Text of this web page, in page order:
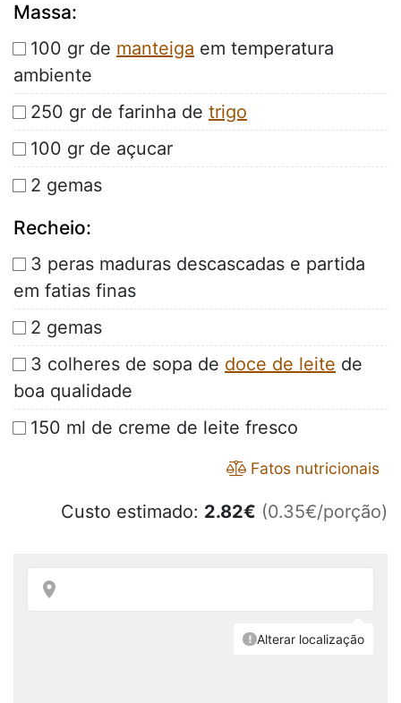
Massa:
100 gr de manteiga em temperatura
ambiente
250 gr de farinha de trigo
100 gr de açucar
2 gemas
Recheio:
3 peras maduras descascadas e partida
em fatias finas
2 gemas
3 colheres de sopa de doce de leite de
boa qualidade
150 ml de creme de leite fresco
Fatos nutricionais
Custo estimado: 2.82€ (0.35€/porção)